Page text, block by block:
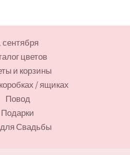
сентября
цветов
и корзины
/ ящиках
Повод
Подарки
Свадьбы